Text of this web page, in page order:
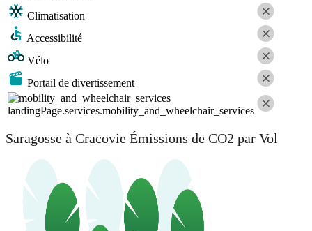
Climatisation
Accessibilité
Vélo
Portail de divertissement
landingPage.services.mobility_and_wheelchair_services
Saragosse à Cracovie Émissions de CO2 par Vol